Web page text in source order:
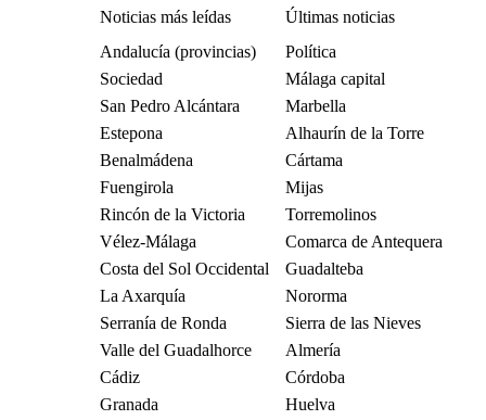
Noticias más leídas
Últimas noticias
Andalucía (provincias)
Política
Sociedad
Málaga capital
San Pedro Alcántara
Marbella
Estepona
Alhaurín de la Torre
Benalmádena
Cártama
Fuengirola
Mijas
Rincón de la Victoria
Torremolinos
Vélez-Málaga
Comarca de Antequera
Costa del Sol Occidental
Guadalteba
La Axarquía
Nororma
Serranía de Ronda
Sierra de las Nieves
Valle del Guadalhorce
Almería
Cádiz
Córdoba
Granada
Huelva